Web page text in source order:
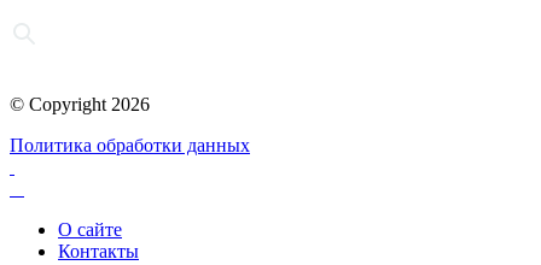
© Copyright 2026
Политика обработки данных
О сайте
Контакты